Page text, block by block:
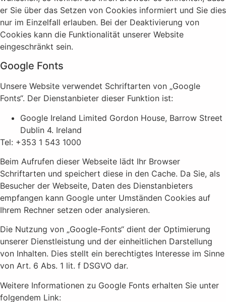
er Sie über das Setzen von Cookies informiert und Sie dies
nur im Einzelfall erlauben. Bei der Deaktivierung von
Cookies kann die Funktionalität unserer Website
eingeschränkt sein.
Google Fonts
Unsere Website verwendet Schriftarten von „Google
Fonts“. Der Dienstanbieter dieser Funktion ist:
Google Ireland Limited Gordon House, Barrow Street
Dublin 4. Ireland
Tel: +353 1 543 1000
Beim Aufrufen dieser Webseite lädt Ihr Browser
Schriftarten und speichert diese in den Cache. Da Sie, als
Besucher der Webseite, Daten des Dienstanbieters
empfangen kann Google unter Umständen Cookies auf
Ihrem Rechner setzen oder analysieren.
Die Nutzung von „Google-Fonts“ dient der Optimierung
unserer Dienstleistung und der einheitlichen Darstellung
von Inhalten. Dies stellt ein berechtigtes Interesse im Sinne
von Art. 6 Abs. 1 lit. f DSGVO dar.
Weitere Informationen zu Google Fonts erhalten Sie unter
folgendem Link: